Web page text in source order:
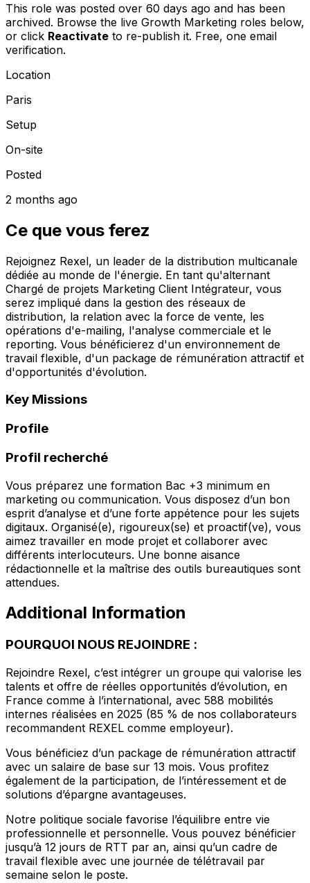
This role was posted over 60 days ago and has been
archived. Browse the live Growth Marketing roles below,
or click Reactivate to re-publish it. Free, one email
verification.
Location
Paris
Setup
On-site
Posted
2 months ago
Ce que vous ferez
Rejoignez Rexel, un leader de la distribution multicanale
dédiée au monde de l'énergie. En tant qu'alternant
Chargé de projets Marketing Client Intégrateur, vous
serez impliqué dans la gestion des réseaux de
distribution, la relation avec la force de vente, les
opérations d'e-mailing, l'analyse commerciale et le
reporting. Vous bénéficierez d'un environnement de
travail flexible, d'un package de rémunération attractif et
d'opportunités d'évolution.
Key Missions
Profile
Profil recherché
Vous préparez une formation Bac +3 minimum en
marketing ou communication. Vous disposez d’un bon
esprit d’analyse et d’une forte appétence pour les sujets
digitaux. Organisé(e), rigoureux(se) et proactif(ve), vous
aimez travailler en mode projet et collaborer avec
différents interlocuteurs. Une bonne aisance
rédactionnelle et la maîtrise des outils bureautiques sont
attendues.
Additional Information
POURQUOI NOUS REJOINDRE :
Rejoindre Rexel, c’est intégrer un groupe qui valorise les
talents et offre de réelles opportunités d’évolution, en
France comme à l’international, avec 588 mobilités
internes réalisées en 2025 (85 % de nos collaborateurs
recommandent REXEL comme employeur).
Vous bénéficiez d’un package de rémunération attractif
avec un salaire de base sur 13 mois. Vous profitez
également de la participation, de l’intéressement et de
solutions d’épargne avantageuses.
Notre politique sociale favorise l’équilibre entre vie
professionnelle et personnelle. Vous pouvez bénéficier
jusqu’à 12 jours de RTT par an, ainsi qu’un cadre de
travail flexible avec une journée de télétravail par
semaine selon le poste.